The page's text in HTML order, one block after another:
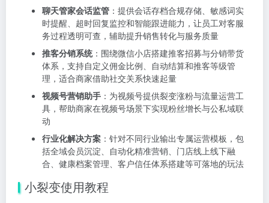
聊天管家会话监管 ：提供会话存档合规存储、敏感词实
时提醒、超时回复监控和智能跟进能力，让员工对客服
务过程透明可查，辅助提升销售转化与服务质量
推客分销系统：围绕微信小店搭建推客招募与分销带货
体系，支持自定义佣金比例、自动结算和推客等级管
理，适合商家借助社交关系快速起量
视频号营销助手 ：为视频号提供裂变涨粉与流量运营工
具，帮助商家在视频号场景下实现粉丝增长与公私域联
动
行业化解决方案 ：针对不同行业输出专属运营模板，包
括全域会员沉淀、自动化精准营销、门店线上线下融
合、健康档案管理、客户信任体系搭建等可落地的玩法
小裂变使用教程